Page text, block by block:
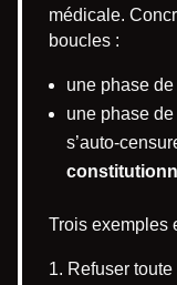
médicale.
boucles :
une phase
une phase
s’auto-
Trois exemples
Refuser